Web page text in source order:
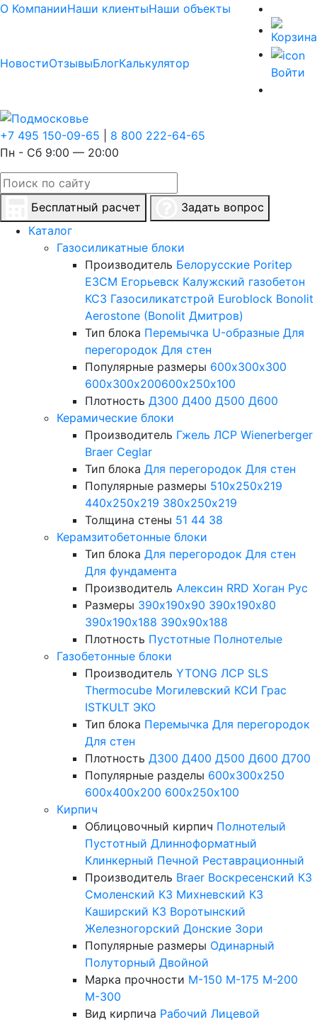
О КомпанииНаши клиентыНаши объекты
НовостиОтзывыБлогКалькулятор
Войти
+7 495 150-09-65
8 800 222-64-65
Пн - Сб 9:00 — 20:00
Бесплатный расчет
Задать вопрос
Каталог
Газосиликатные блоки
Производитель Белорусские Poritep
ЕЗСМ Егорьевск Калужский газобетон
КСЗ Газосиликатстрой Euroblock Bonolit
Aerostone (Bonolit Дмитров)
Тип блока Перемычка U-образные Для
перегородок Для стен
Популярные размеры 600х300х300
600х300х200600х250х100
Плотность Д300 Д400 Д500 Д600
Керамические блоки
Производитель Гжель ЛСР Wienerberger
Braer Ceglar
Тип блока Для перегородок Для стен
Популярные размеры 510х250х219
440х250х219 380х250х219
Толщина стены 51 44 38
Керамзитобетонные блоки
Тип блока Для перегородок Для стен
Для фундамента
Производитель Алексин RRD Хоган Рус
Размеры 390х190х90 390х190х80
390х190х188 390х90х188
Плотность Пустотные Полнотелые
Газобетонные блоки
Производитель YTONG ЛСР SLS
Thermocube Могилевский КСИ Грас
ISTKULT ЭКО
Тип блока Перемычка Для перегородок
Для стен
Плотность Д300 Д400 Д500 Д600 Д700
Популярные разделы 600х300х250
600х400х200 600х250х100
Кирпич
Облицовочный кирпич Полнотелый
Пустотный Длинноформатный
Клинкерный Печной Реставрационный
Производитель Braer Воскресенский КЗ
Смоленский КЗ Михневский КЗ
Каширский КЗ Воротынский
Железногорский Донские Зори
Популярные размеры Одинарный
Полуторный Двойной
Марка прочности М-150 М-175 М-200
М-300
Вид кирпича Рабочий Лицевой